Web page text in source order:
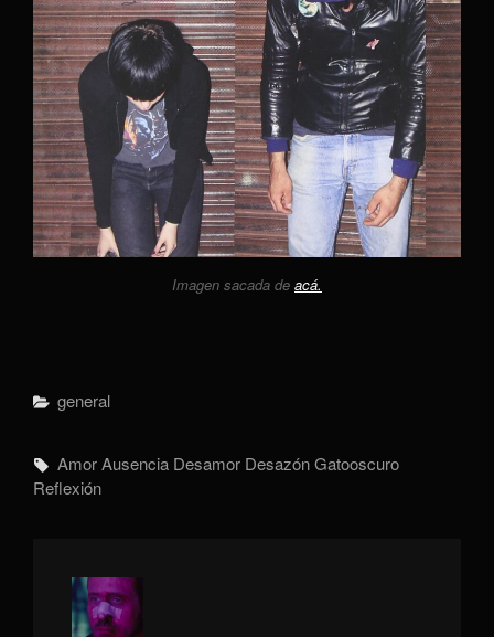
Imagen sacada de acá.
Categorías
General
Etiquetas,
AmorAusencia Desamor DesazónGatooscuro
Reflexión